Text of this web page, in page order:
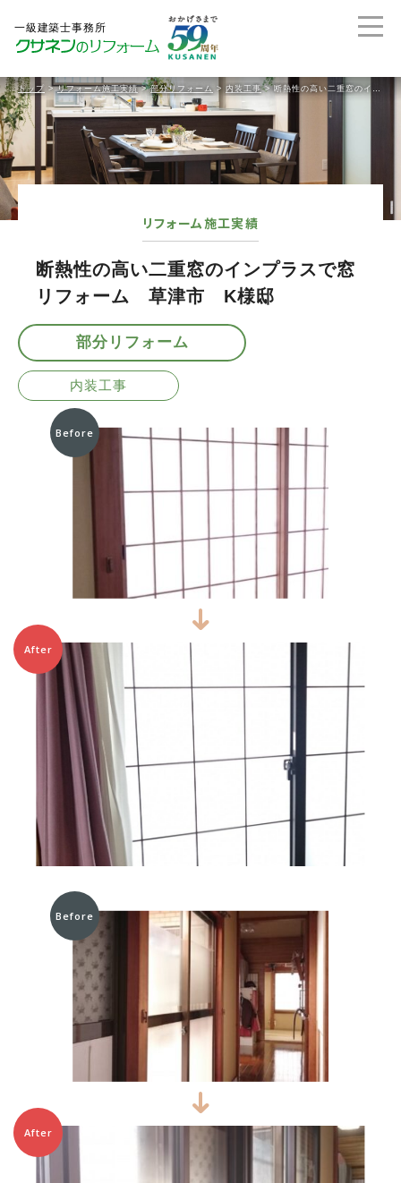
トップ >リフォーム施工実績>部分リフォーム > 内装工事>断熱性の高い二重窓のインプラスで窓リフォーム 草津市 K様邸
リフォーム施工実績
断熱性の高い二重窓のインプラスで窓
リフォーム 草津市 K様邸
部分リフォーム
内装工事
Before
After
Before
After